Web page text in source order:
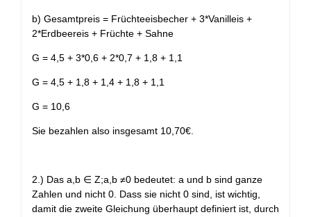
b) Gesamtpreis = Früchteeisbecher + 3*Vanilleis +
2*Erdbeereis + Früchte + Sahne
G = 4,5 + 3*0,6 + 2*0,7 + 1,8 + 1,1
G = 4,5 + 1,8 + 1,4 + 1,8 + 1,1
G = 10,6
Sie bezahlen also insgesamt 10,70€.
2.) Das a,b ∈ Z;a,b ≠0 bedeutet: a und b sind ganze
Zahlen und nicht 0. Dass sie nicht 0 sind, ist wichtig,
damit die zweite Gleichung überhaupt definiert ist, durch